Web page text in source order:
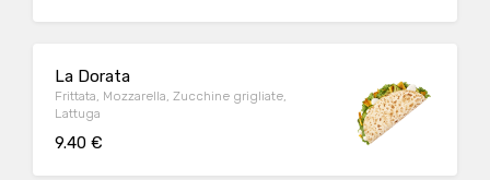
La Dorata
Frittata, Mozzarella, Zucchine grigliate,
Lattuga
9.40 €